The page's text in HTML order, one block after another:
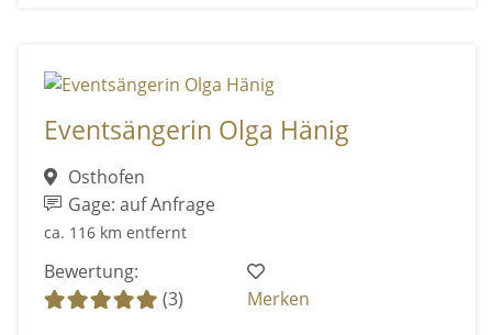
Eventsängerin Olga Hänig
Osthofen
Gage: auf Anfrage
ca. 116 km entfernt
Bewertung:
(3)
Merken